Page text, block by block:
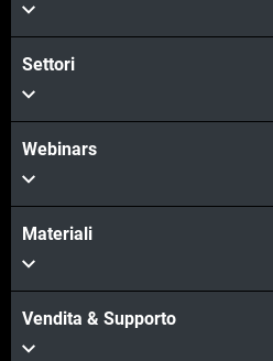
Scopri di più
Settori
Webinars
Materiali
Vendita & Supporto